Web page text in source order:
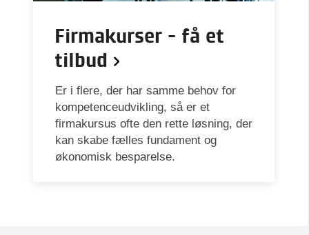
Firmakurser - få et
tilbud
Er i flere, der har samme behov for
kompetenceudvikling, så er et
firmakursus ofte den rette løsning, der
kan skabe fælles fundament og
økonomisk besparelse.